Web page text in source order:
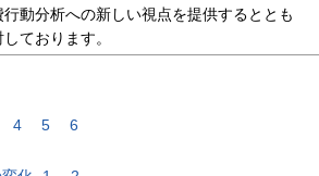
動分析への新しい視点を提供するととも
ております。
4 5 6